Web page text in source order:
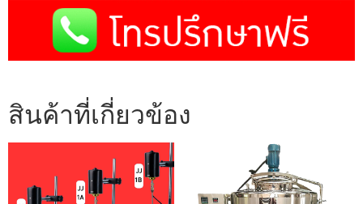
สินค้าที่เกี่ยวข้อง